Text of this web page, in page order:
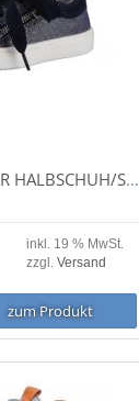
SUPERFIT KINDER HALBSCHUH/SNEAKER HEAVEN BLAU 1-606489-8010 8010
inkl. 19 % MwSt.
zzgl. Versand
zum Produkt